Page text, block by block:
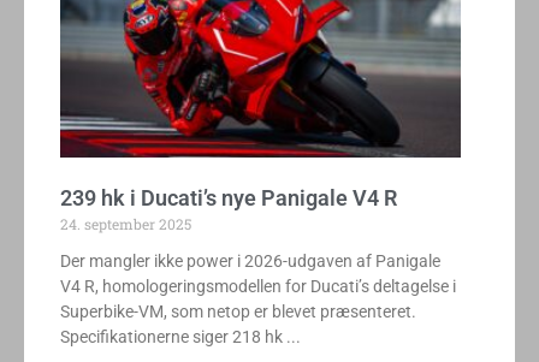
239 hk i Ducati’s nye Panigale V4 R
24. september 2025
Der mangler ikke power i 2026-udgaven af Panigale
V4 R, homologeringsmodellen for Ducati’s deltagelse i
Superbike-VM, som netop er blevet præsenteret.
Specifikationerne siger 218 hk